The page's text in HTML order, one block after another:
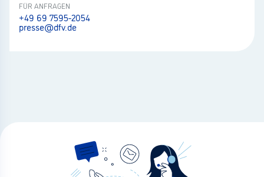
FÜR ANFRAGEN
+49 69 7595-2054
presse@dfv.de